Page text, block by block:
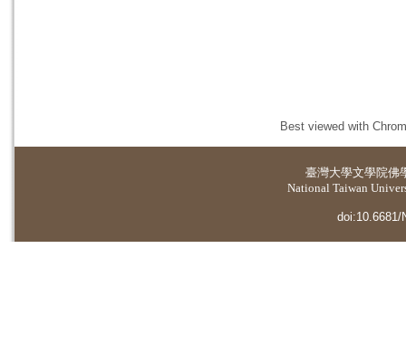
Best viewed with
臺灣大學文學院佛
National Taiwan
doi:10.6681/